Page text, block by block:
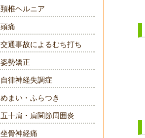
頚椎ヘルニア
頭痛
交通事故によるむち打ち
姿勢矯正
自律神経失調症
めまい・ふらつき
五十肩・肩関節周囲炎
坐骨神経痛